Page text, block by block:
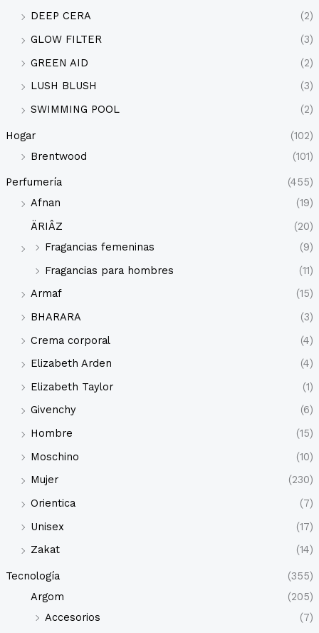
DEEP CERA
(2)
GLOW FILTER
(3)
GREEN AID
(2)
LUSH BLUSH
(3)
SWIMMING POOL
(2)
Hogar
(102)
Brentwood
(101)
Perfumería
(455)
Afnan
(19)
ÄRIÂZ
(20)
Fragancias femeninas
(9)
Fragancias para hombres
(11)
Armaf
(15)
BHARARA
(3)
Crema corporal
(4)
Elizabeth Arden
(4)
Elizabeth Taylor
(1)
Givenchy
(6)
Hombre
(15)
Moschino
(10)
Mujer
(230)
Orientica
(7)
Unisex
(17)
Zakat
(14)
Tecnología
(355)
Argom
(205)
Accesorios
(7)